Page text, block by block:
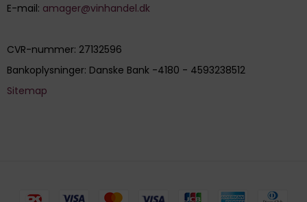
E-mail: amager@vinhandel.dk
CVR-nummer: 27132596
Bankoplysninger: Danske Bank -4180 - 4593238512
Sitemap